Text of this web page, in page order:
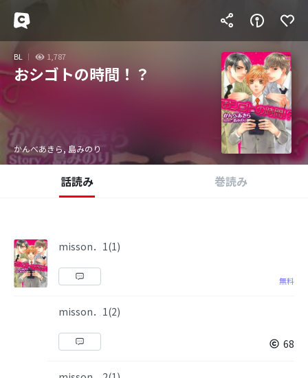
BL 1,787
おシゴトの時間！？
かんべあきら, 島みのり
話読み 巻読み
misson．1(1)
無料
misson．1(2)
68